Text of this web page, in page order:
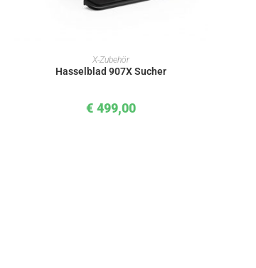
IN DEN WARENKORB
X-Zubehör
Hasselblad 907X Sucher
€ 499,00